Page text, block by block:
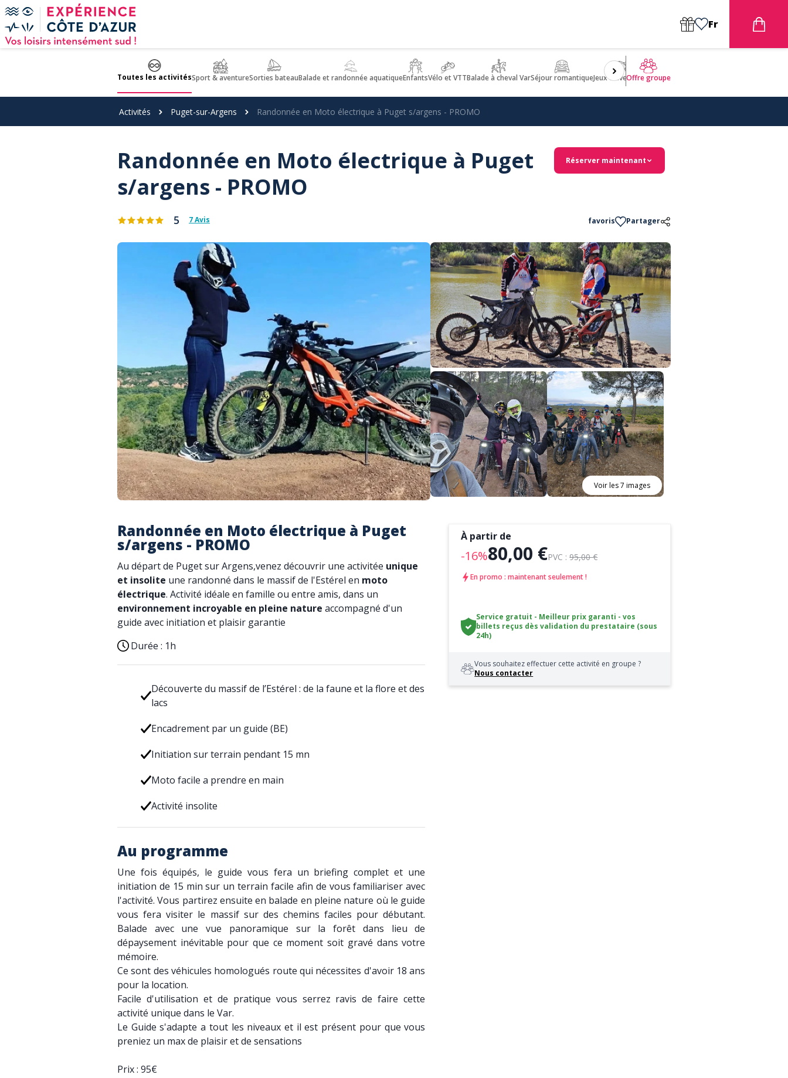
Panneau de gestion des cookies
Fr
Toutes les activitésSport & aventureSorties bateauBalade et randonnée aquatiqueEnfantsVélo et VTTBalade à cheval VarSéjour romantiqueJeux d'aventuresBien être
Offre groupe
Activités Puget-sur-Argens Randonnée en Moto électrique à Puget s/argens - PROMO
Randonnée en Moto électrique à Puget
s/argens - PROMO
Réserver maintenant
5 7 Avis favoris Partager
Voir les 7 images
Randonnée en Moto électrique à Puget
s/argens - PROMO
Au départ de Puget sur Argens,venez découvrir une activitée unique
et insolite une randonné dans le massif de l'Estérel en moto
électrique. Activité idéale en famille ou entre amis, dans un
environnement incroyable en pleine nature accompagné d'un
guide avec initiation et plaisir garantie
Durée : 1h
Découverte du massif de l’Estérel : de la faune et la flore et des
lacs
Encadrement par un guide (BE)
Initiation sur terrain pendant 15 mn
Moto facile a prendre en main
Activité insolite
Au programme
Une fois équipés, le guide vous fera un briefing complet et une
initiation de 15 min sur un terrain facile afin de vous familiariser avec
l'activité. Vous partirez ensuite en balade en pleine nature où le guide
vous fera visiter le massif sur des chemins faciles pour débutant.
Balade avec une vue panoramique sur la forêt dans lieu de
dépaysement inévitable pour que ce moment soit gravé dans votre
mémoire.
Ce sont des véhicules homologués route qui nécessites d'avoir 18 ans
pour la location.
Facile d'utilisation et de pratique vous serrez ravis de faire cette
activité unique dans le Var.
Le Guide s'adapte a tout les niveaux et il est présent pour que vous
preniez un max de plaisir et de sensations
Prix : 95€
À partir de
-16%80,00 €PVC :95,00 €
En promo : maintenant seulement !
Service gratuit - Meilleur prix garanti - vos
billets reçus dès validation du prestataire (sous
24h)
Vous souhaitez effectuer cette activité en groupe ?
Nous contacter